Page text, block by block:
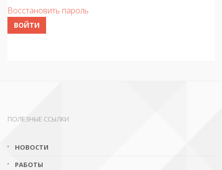
Восстановить пароль
ВОЙТИ
ПОЛЕЗНЫЕ ССЫЛКИ
НОВОСТИ
РАБОТЫ